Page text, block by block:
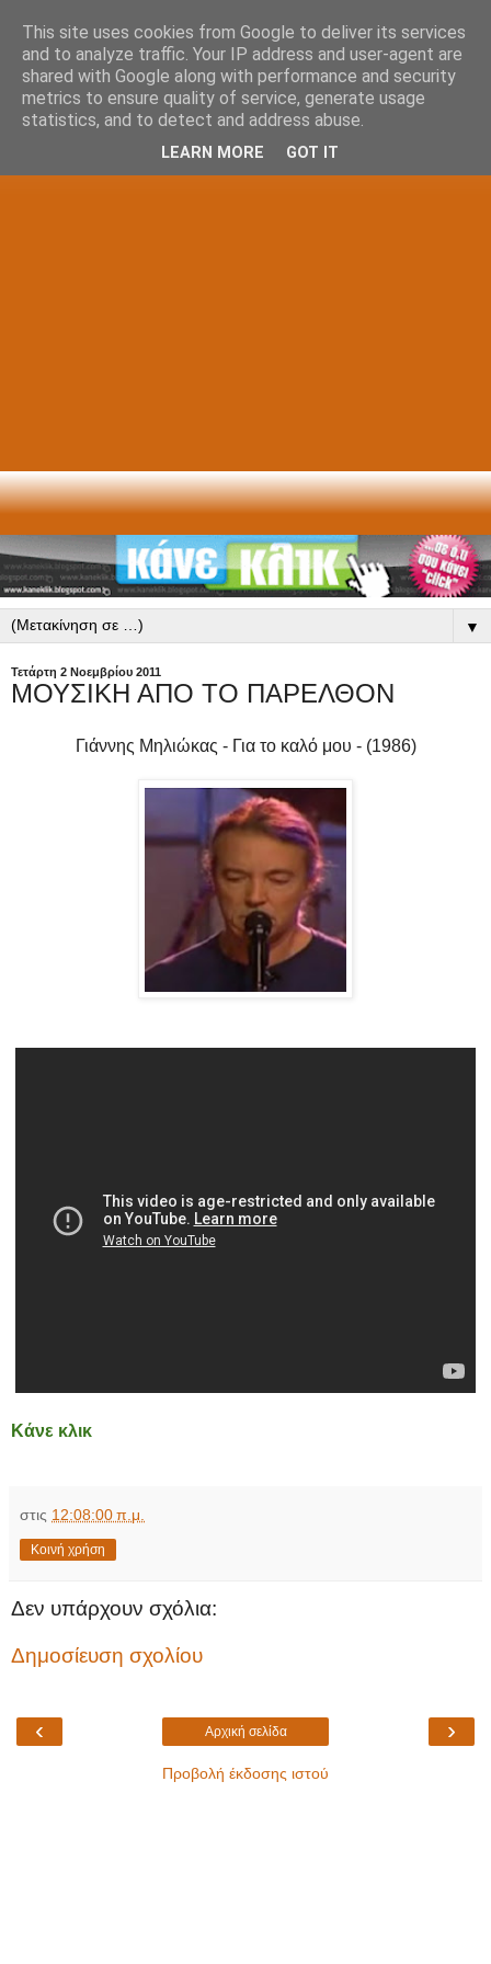
▼
Τετάρτη 2 Νοεμβρίου 2011
ΜΟΥΣΙΚΗ ΑΠΟ ΤΟ ΠΑΡΕΛΘΟΝ
Γιάννης Μηλιώκας - Για το καλό μου - (1986)
Κάνε κλικ
στις 12:08:00 π.μ.
Κοινή χρήση
Δεν υπάρχουν σχόλια:
Δημοσίευση σχολίου
‹ ›
Αρχική σελίδα
Προβολή έκδοσης ιστού
This site uses cookies from Google to deliver its services
and to analyze traffic. Your IP address and user-agent are
shared with Google along with performance and security
metrics to ensure quality of service, generate usage
statistics, and to detect and address abuse.
LEARN MORE GOT IT